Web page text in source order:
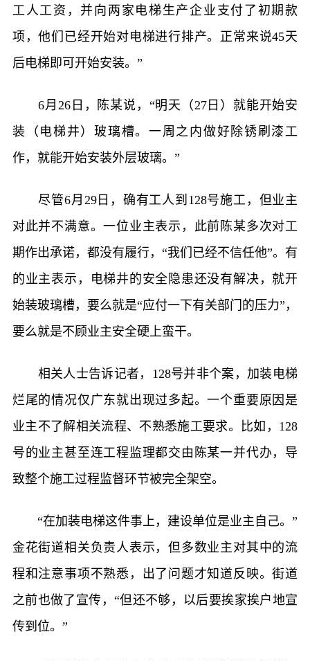
工人工资，并向两家电梯生产企业支付了初期款
项，他们已经开始对电梯进行排产。正常来说45天
后电梯即可开始安装。”
6月26日，陈某说，“明天（27日）就能开始安
装（电梯井）玻璃槽。一周之内做好除锈刷漆工
作，就能开始安装外层玻璃。”
尽管6月29日，确有工人到128号施工，但业主
对此并不满意。一位业主表示，此前陈某多次对工
期作出承诺，都没有履行，“我们已经不信任他”。有
的业主表示，电梯井的安全隐患还没有解决，就开
始装玻璃槽，要么就是“应付一下有关部门的压力”，
要么就是不顾业主安全硬上蛮干。
相关人士告诉记者，128号并非个案，加装电梯
烂尾的情况仅广东就出现过多起。一个重要原因是
业主不了解相关流程、不熟悉施工要求。比如，128
号的业主甚至连工程监理都交由陈某一并代办，导
致整个施工过程监督环节被完全架空。
“在加装电梯这件事上，建设单位是业主自己。”
金花街道相关负责人表示，但多数业主对其中的流
程和注意事项不熟悉，出了问题才知道反映。街道
之前也做了宣传，“但还不够，以后要挨家挨户地宣
传到位。”